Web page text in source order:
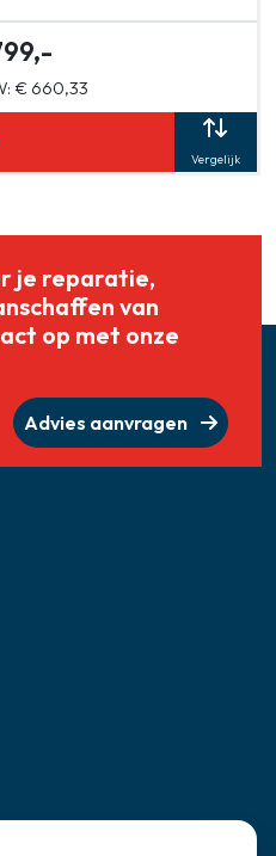
€ 660,33
Vergelijk
je reparatie,
van
op met onze
Advies aanvragen